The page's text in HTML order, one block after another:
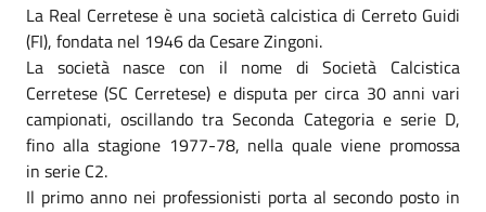
La Real Cerretese è una società calcistica di Cerreto Guidi
(FI), fondata nel 1946 da Cesare Zingoni.
La società nasce con il nome di Società Calcistica
Cerretese (SC Cerretese) e disputa per circa 30 anni vari
campionati, oscillando tra Seconda Categoria e serie D,
fino alla stagione 1977-78, nella quale viene promossa
in serie C2.
Il primo anno nei professionisti porta al secondo posto in